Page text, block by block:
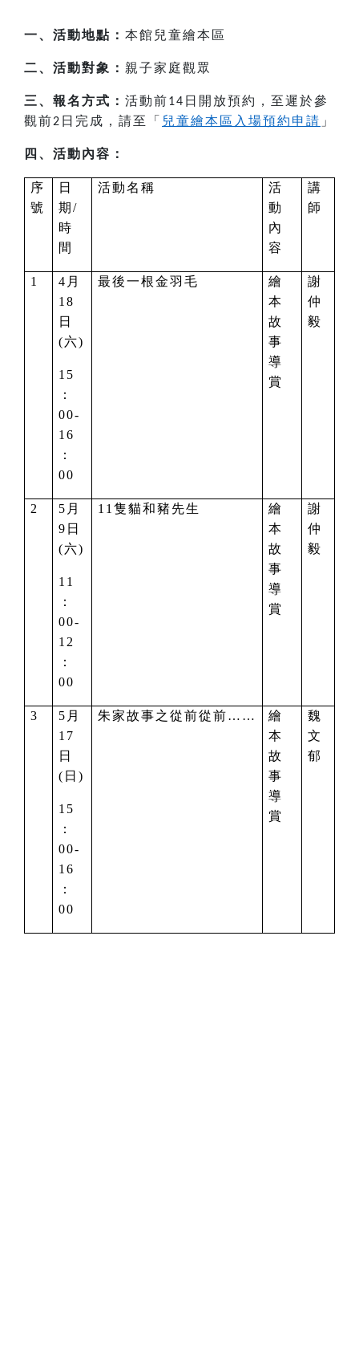
一、活動地點： 本館兒童繪本區
二、活動對象： 親子家庭觀眾
三、報名方式： 活動前14 日開放預約，至遲於參
觀前2 日完成，請至「 兒童繪本區入場預約申請 」
四、活動內容：
序
號
日
期/
時
間
活動名稱
活
動
內
容
講
師
1 4 月
18
日
(六)
15
：
00-
16
：
00
最後一根金羽毛
繪
本
故
事
導
賞
謝
仲
毅
2 5 月
9日
(六)
11
：
00-
12
：
00
11 隻貓和豬先生
繪
本
故
事
導
賞
謝
仲
毅
3 5 月
17
日
(日)
15
：
00-
16
：
00
朱家故事之從前從前……
繪
本
故
事
導
賞
魏
文
郁